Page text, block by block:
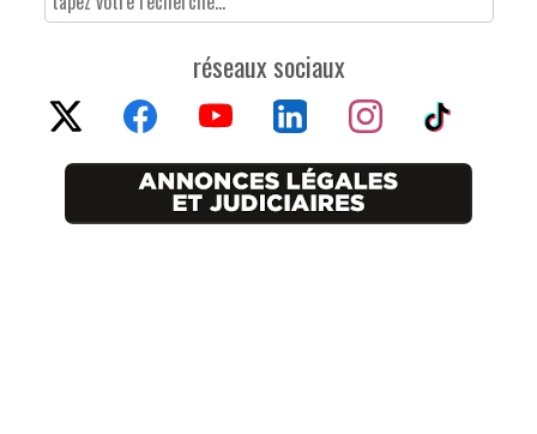
réseaux sociaux